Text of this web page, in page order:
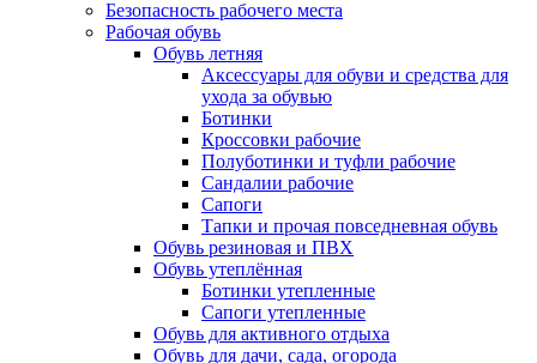
Безопасность рабочего места
Рабочая обувь
Обувь летняя
Аксессуары для обуви и средства для
ухода за обувью
Ботинки
Кроссовки рабочие
Полуботинки и туфли рабочие
Сандалии рабочие
Сапоги
Тапки и прочая повседневная обувь
Обувь резиновая и ПВХ
Обувь утеплённая
Ботинки утепленные
Сапоги утепленные
Обувь для активного отдыха
Обувь для дачи, сада, огорода